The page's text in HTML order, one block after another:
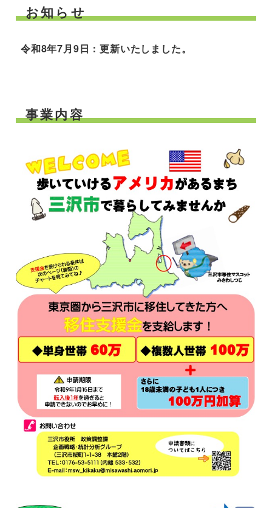
お知らせ
令和8年7月9日：更新いたしました。
事業内容